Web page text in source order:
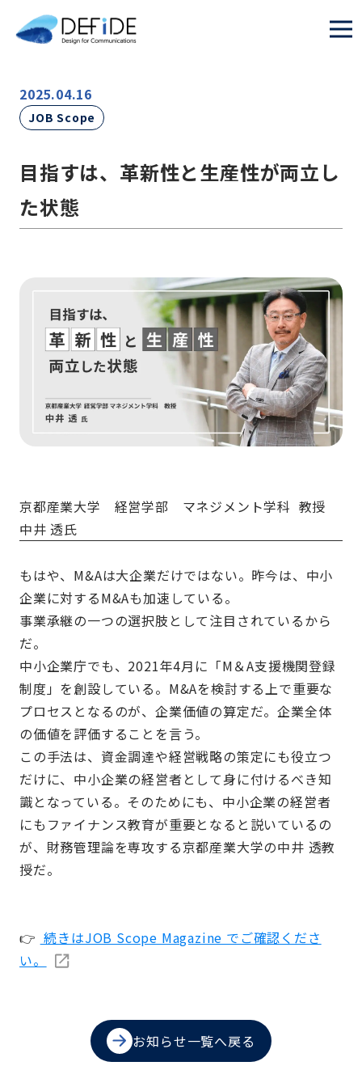
2025.04.16
JOB Scope
目指すは、革新性と生産性が両立し
た状態
京都産業大学 経営学部 マネジメント学科 教授
中井 透氏
もはや、M&Aは大企業だけではない。昨今は、中小
企業に対するM&Aも加速している。
事業承継の一つの選択肢として注目されているから
だ。
中小企業庁でも、2021年4月に「M＆A支援機関登録
制度」を創設している。M&Aを検討する上で重要な
プロセスとなるのが、企業価値の算定だ。企業全体
の価値を評価することを言う。
この手法は、資金調達や経営戦略の策定にも役立つ
だけに、中小企業の経営者として身に付けるべき知
識となっている。そのためにも、中小企業の経営者
にもファイナンス教育が重要となると説いているの
が、財務管理論を専攻する京都産業大学の中井 透教
授だ。
👉 続きはJOB Scope Magazine でご確認くださ
い。
お知らせ一覧へ戻る